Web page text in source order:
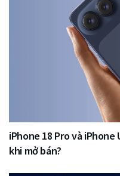
iPhone 18 Pro và iPhone
khi mở bán?